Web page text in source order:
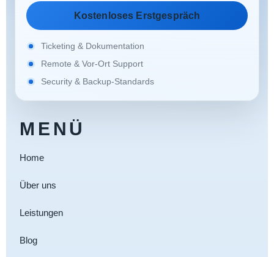
Kostenloses Erstgespräch
Ticketing & Dokumentation
Remote & Vor-Ort Support
Security & Backup-Standards
MENÜ
Home
Über uns
Leistungen
Blog